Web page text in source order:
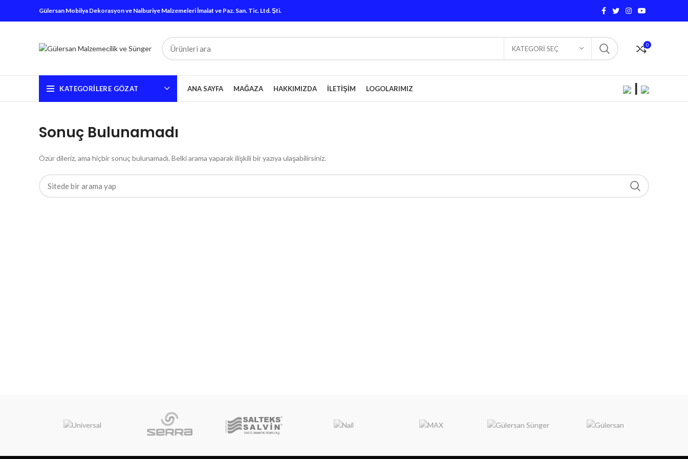
Gülersan Mobilya Dekorasyon ve Nalburiye Malzemeleri İmalat ve Paz. San. Tic. Ltd. Şti.
KATEGORI SEÇ 0
KATEGORILERE GÖZAT ANA SAYFA MAĞAZA HAKKIMIZDA İLETIŞIM LOGOLARIMIZ |
Sonuç Bulunamadı
Özür dileriz, ama hiçbir sonuç bulunamadı. Belki arama yaparak ilişkili bir yazıya ulaşabilirsiniz.